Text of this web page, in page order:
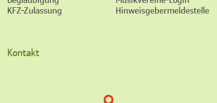
KFZ-Zulassung
Hinweisgebermeldestelle
Kontakt